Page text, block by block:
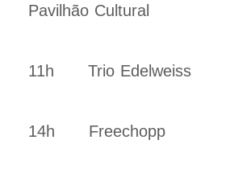
Pavilhão Cultural
11h Trio Edelweiss
14h Freechopp